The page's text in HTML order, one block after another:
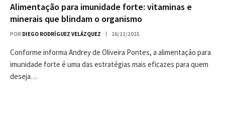
Alimentação para imunidade forte: vitaminas e
minerais que blindam o organismo
POR DIEGO RODRÍGUEZ VELÁZQUEZ 26/11/2025
Conforme informa Andrey de Oliveira Pontes, a alimentação para
imunidade forte é uma das estratégias mais eficazes para quem
deseja…